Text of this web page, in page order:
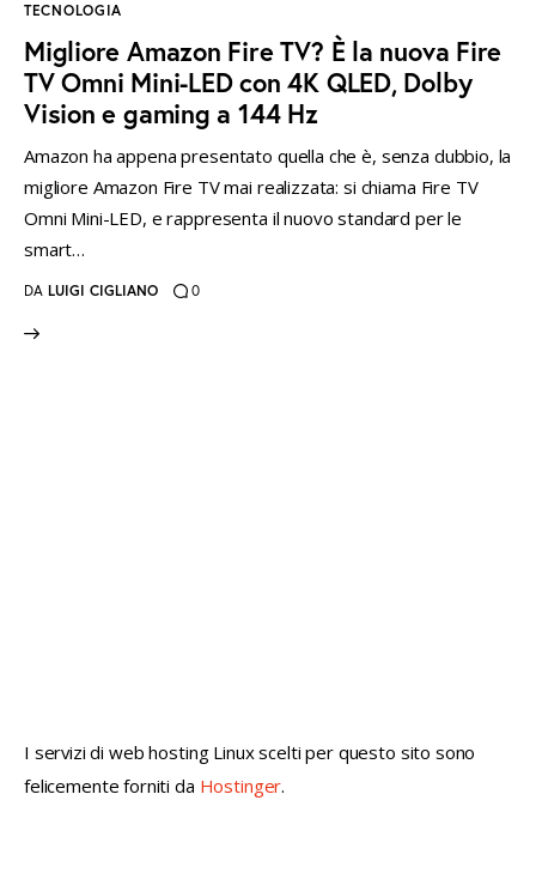
TECNOLOGIA
Migliore Amazon Fire TV? È la nuova Fire
TV Omni Mini-LED con 4K QLED, Dolby
Vision e gaming a 144 Hz
Amazon ha appena presentato quella che è, senza dubbio, la
migliore Amazon Fire TV mai realizzata: si chiama Fire TV
Omni Mini-LED, e rappresenta il nuovo standard per le
smart…
DA LUIGI CIGLIANO 0
I servizi di web hosting Linux scelti per questo sito sono
felicemente forniti da Hostinger.